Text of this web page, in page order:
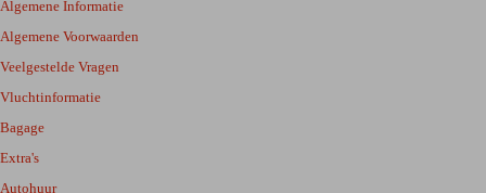
Algemene Informatie
Algemene Voorwaarden
Veelgestelde Vragen
Vluchtinformatie
Bagage
Extra's
Autohuur